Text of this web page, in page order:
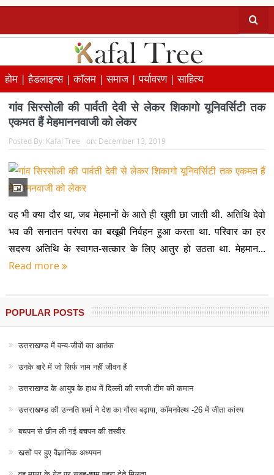
होम |हैडलाइन्स |कॉलम |समाज |पर्यावरण |साहित्य
गांव सिरसोली की पार्वती देवी से लेकर शिकागो यूनिवर्सिटी तक
एकमत हैं मेहमाननवाजी को लेकर
Posted By: Kafal Tree on: December 13, 2019
वह भी क्या दौर था, जब मेहमानों के आते ही खुशी छा जाती थी. अतिथि देवो
भव की सनातन परंपरा का बखूबी निर्वहन हुआ करता था. परिवार का हर
सदस्य अतिथि के स्वागत-सत्कार के लिए आतुर हो उठता था. मेहमान...
Read more
POPULAR POSTS
उत्तराखण्ड में वन्य-जीवों का आतंक
उनके बारे में जो सिर्फ नाम नहीं जीवन हैं
उत्तराखण्ड के आयुष के हाथ में दिल्ली की रणजी टीम की कमान
उत्तराखण्ड की उन्नति शर्मा ने देश का गौरव बढ़ाया, कॉमनवेल्थ -26 में जीता कांस्य
बचपन से छीन ली गई बचपन की तस्वीर
खसों पर हुए वैज्ञानिक अध्ययन